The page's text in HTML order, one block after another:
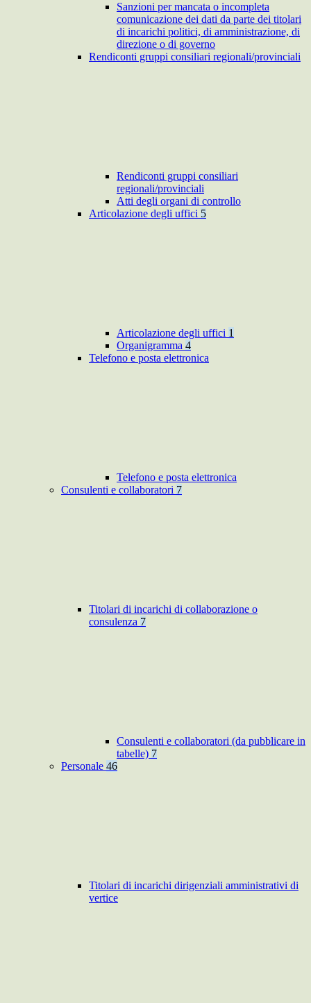
Sanzioni per mancata o incompleta
comunicazione dei dati da parte dei titolari
di incarichi politici, di amministrazione, di
direzione o di governo
Rendiconti gruppi consiliari regionali/provinciali
Rendiconti gruppi consiliari
regionali/provinciali
Atti degli organi di controllo
Articolazione degli uffici 5
Articolazione degli uffici 1
Organigramma 4
Telefono e posta elettronica
Telefono e posta elettronica
Consulenti e collaboratori 7
Titolari di incarichi di collaborazione o
consulenza 7
Consulenti e collaboratori (da pubblicare in
tabelle) 7
Personale 46
Titolari di incarichi dirigenziali amministrativi di
vertice